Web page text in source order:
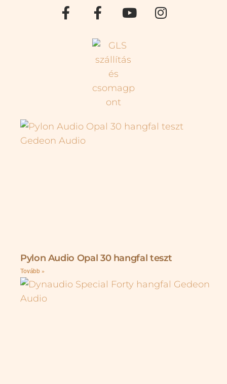
Pylon Audio Opal 30 hangfal teszt
Tovább »